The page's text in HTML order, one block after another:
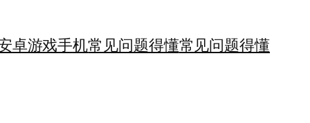
卓游戏手机常见问题得懂常见问题得懂